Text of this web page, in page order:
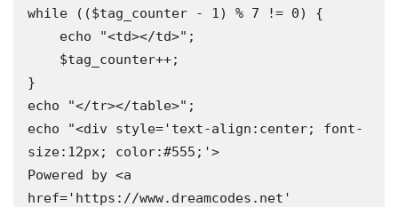
while (($tag_counter - 1) % 7 != 0) {
}
echo "</tr></table>";
echo "<div style='text-align:center; font-
size:12px; color:#555;'>
Powered by <a
href='https://www.dreamcodes.net'